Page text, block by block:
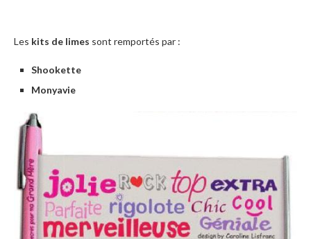
Les kits de limes sont remportés par :
Shookette
Monyavie